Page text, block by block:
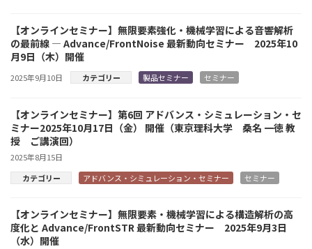
【オンラインセミナー】無限要素強化・機械学習による音響解析
の最前線 ― Advance/FrontNoise 最新動向セミナー 2025年10
月9日（木）開催
2025年9月10日 カテゴリー 製品セミナー セミナー
【オンラインセミナー】第6回 アドバンス・シミュレーション・セ
ミナー2025年10月17日（金） 開催（東京理科大学 桑名 一徳 教
授 ご講演回）
2025年8月15日
カテゴリー
アドバンス・シミュレーション・セミナー セミナー
【オンラインセミナー】無限要素・機械学習による構造解析の高
度化と Advance/FrontSTR 最新動向セミナー 2025年9月3日
（水）開催